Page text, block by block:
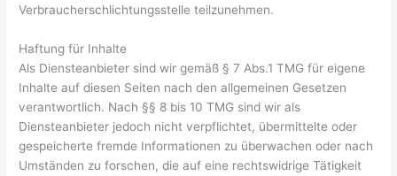
Verbraucherschlichtungsstelle teilzunehmen.
Haftung für Inhalte
Als Diensteanbieter sind wir gemäß § 7 Abs.1 TMG für eigene
Inhalte auf diesen Seiten nach den allgemeinen Gesetzen
verantwortlich. Nach §§ 8 bis 10 TMG sind wir als
Diensteanbieter jedoch nicht verpflichtet, übermittelte oder
gespeicherte fremde Informationen zu überwachen oder nach
Umständen zu forschen, die auf eine rechtswidrige Tätigkeit